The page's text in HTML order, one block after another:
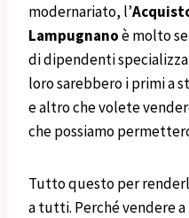
modernariato, l’
Lampugnanoè molto
di dipendenti
loro sarebbero i primi a
e altro che volete
che possiamo
Tutto questo per
a tutti. Perché vendere